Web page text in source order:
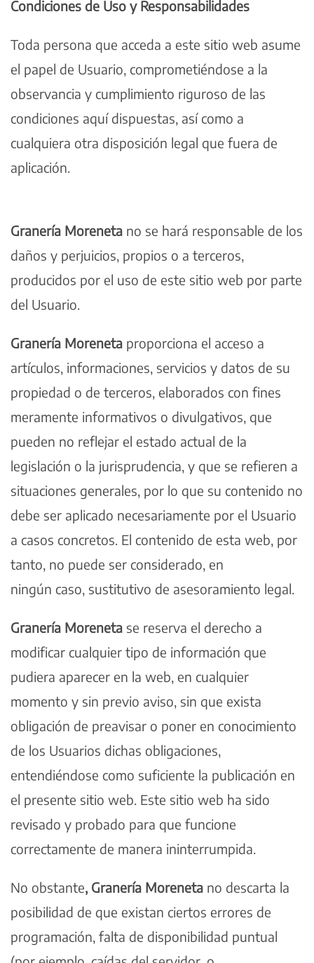
Condiciones de Uso y Responsabilidades
Toda persona que acceda a este sitio web asume
el papel de Usuario, comprometiéndose a la
observancia y cumplimiento riguroso de las
condiciones aquí dispuestas, así como a
cualquiera otra disposición legal que fuera de
aplicación.
Granería Moreneta no se hará responsable de los
daños y perjuicios, propios o a terceros,
producidos por el uso de este sitio web por parte
del Usuario.
Granería Moreneta proporciona el acceso a
artículos, informaciones, servicios y datos de su
propiedad o de terceros, elaborados con fines
meramente informativos o divulgativos, que
pueden no reflejar el estado actual de la
legislación o la jurisprudencia, y que se refieren a
situaciones generales, por lo que su contenido no
debe ser aplicado necesariamente por el Usuario
a casos concretos. El contenido de esta web, por
tanto, no puede ser considerado, en
ningún caso, sustitutivo de asesoramiento legal.
Granería Moreneta se reserva el derecho a
modificar cualquier tipo de información que
pudiera aparecer en la web, en cualquier
momento y sin previo aviso, sin que exista
obligación de preavisar o poner en conocimiento
de los Usuarios dichas obligaciones,
entendiéndose como suficiente la publicación en
el presente sitio web. Este sitio web ha sido
revisado y probado para que funcione
correctamente de manera ininterrumpida.
No obstante, Granería Moreneta no descarta la
posibilidad de que existan ciertos errores de
programación, falta de disponibilidad puntual